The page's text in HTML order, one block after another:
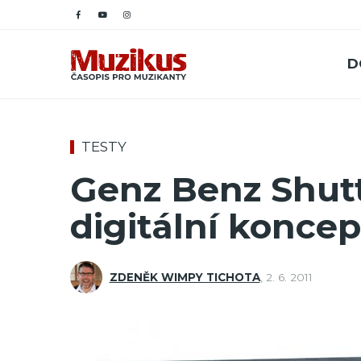
TESTY
Genz Benz
digitální
ZDENĚK WIMPY TICHOTA, 2. 6. 2011